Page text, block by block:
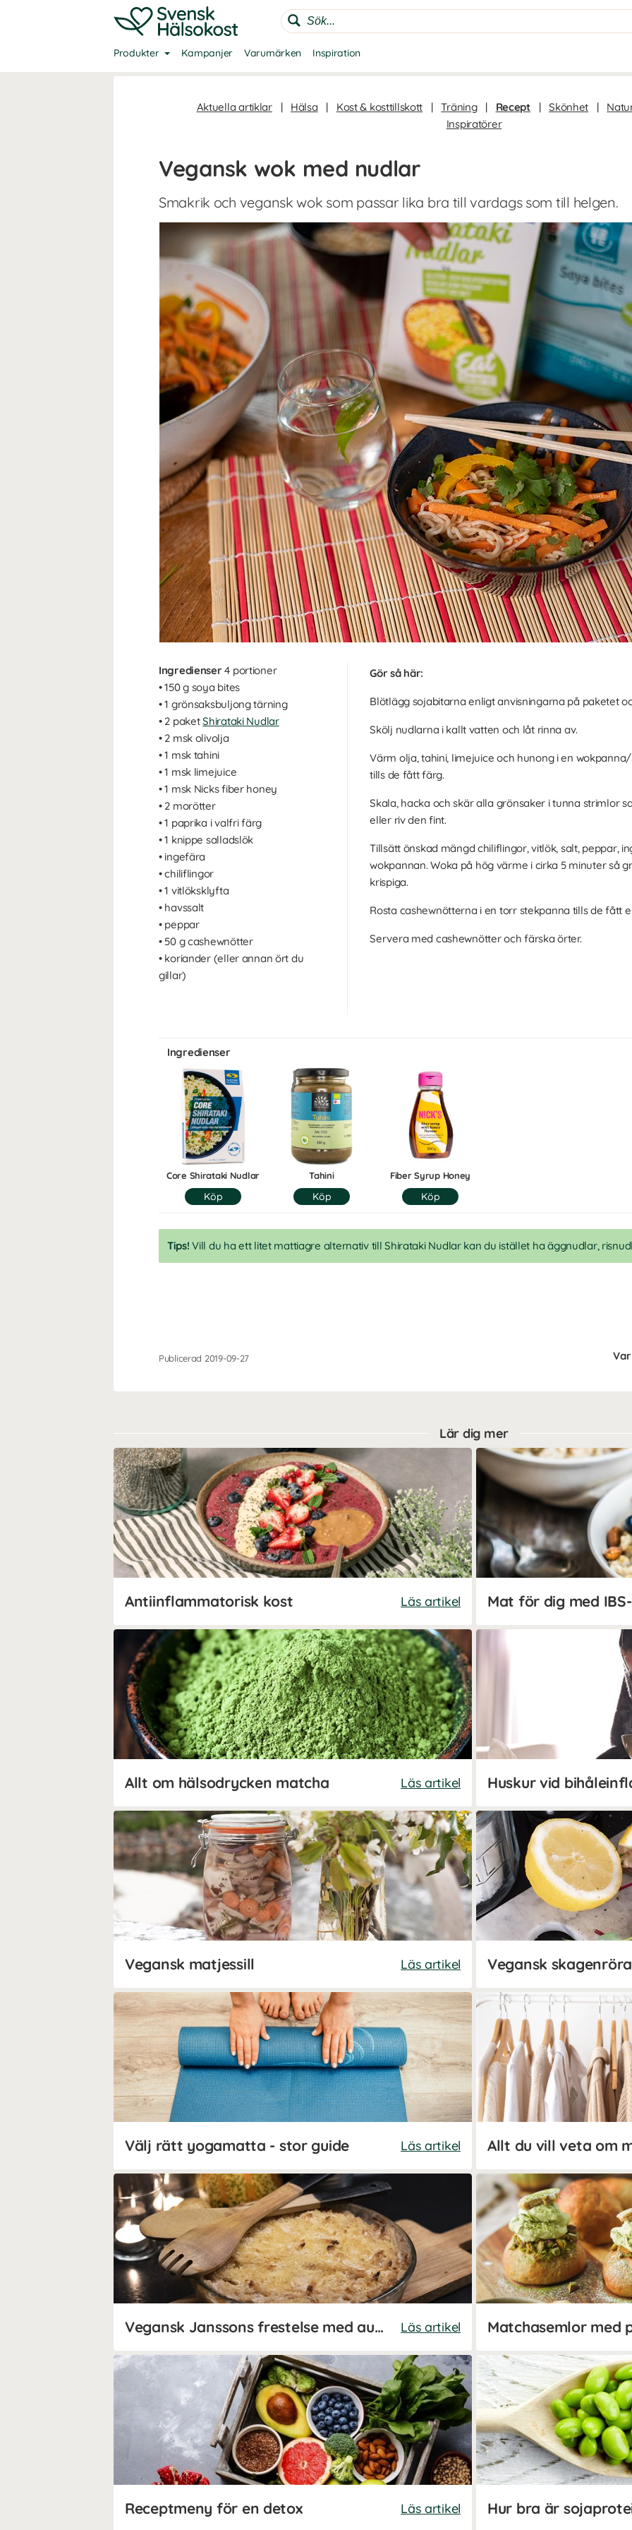
Produkter Kampanjer Varumärken Inspiration
Aktuella artiklar | Hälsa | Kost & kosttillskott | Träning | Recept | Skönhet |
Inspiratörer
Vegansk wok med nudlar
Smakrik och vegansk wok som passar lika bra till vardags som till helgen.
Ingredienser4 portioner
• 150 g soya bites
• 1 grönsaksbuljong tärning
• 2 paketShirataki Nudlar
• 2 msk olivolja
• 1 msk tahini
• 1 msk limejuice
• 1 msk Nicks fiber honey
• 2 morötter
• 1 paprika i valfri färg
• 1 knippe salladslök
• ingefära
• chiliflingor
• 1 vitlöksklyfta
• havssalt
• peppar
• 50 g cashewnötter
• koriander (eller annan ört du
gillar)
Gör så här:
Blötlägg sojabitarna enligt anvisningarna på paketet
Skölj nudlarna i kallt vatten och låt rinna av.
Värm olja, tahini, limejuice och hunong i en
tills de fått färg.
Skala, hacka och skär alla grönsaker i tunna strimlor
eller riv den fint.
Tillsätt önskad mängd chiliflingor, vitlök, salt, peppar,
wokpannan. Woka på hög värme i cirka 5 minuter så
krispiga.
Rosta cashewnötterna i en torr stekpanna tills de fått
Servera med cashewnötter och färska örter.
Ingredienser
Core Shirataki Nudlar Tahini Fiber Syrup Honey
Tips! Vill du ha ett litet mattiagre alternativ till Shirataki Nudlar kan du istället ha äggnudlar,
Publicerad 2019-09-27
Lär dig mer
Antiinflammatorisk kost Läs artikel Mat för dig med
Allt om hälsodrycken matcha Läs artikel Huskur vid
Vegansk matjessill Läs artikel Vegansk skagenröra
Välj rätt yogamatta - stor guide Läs artikel Allt du vill veta om
Vegansk Janssons frestelse med aubergine Läs artikel
Receptmeny för en detox Läs artikel Hur bra är